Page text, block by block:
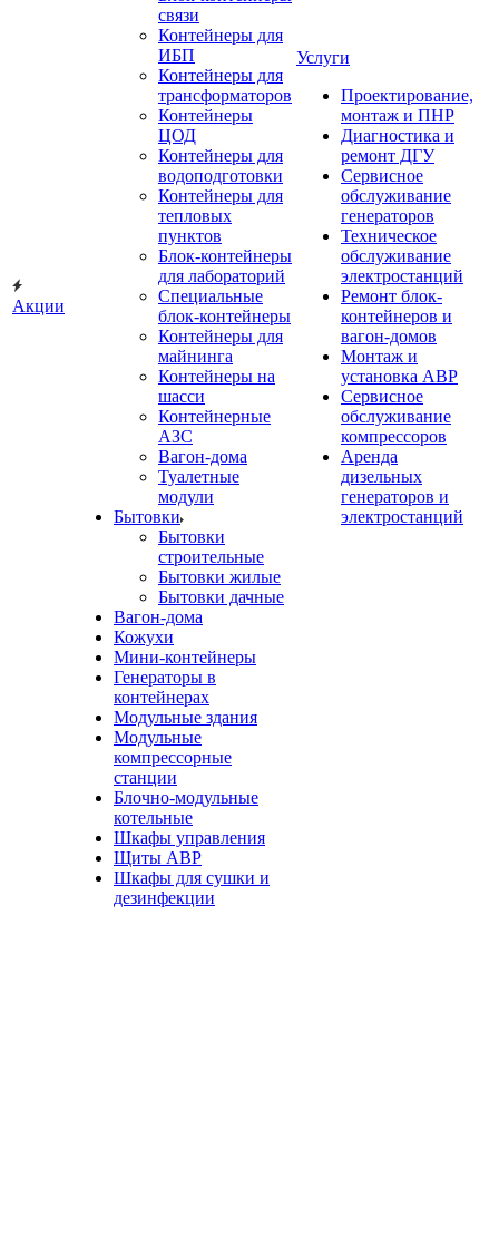
Акции
связи
Контейнеры для
ИБП
Контейнеры для
трансформаторов
Контейнеры
ЦОД
Контейнеры для
водоподготовки
Контейнеры для
тепловых
пунктов
Блок-контейнеры
для лабораторий
Специальные
блок-контейнеры
Контейнеры для
майнинга
Контейнеры на
шасси
Контейнерные
АЗС
Вагон-дома
Туалетные
модули
Бытовки
Бытовки
строительные
Бытовки жилые
Бытовки дачные
Вагон-дома
Кожухи
Мини-контейнеры
Генераторы в
контейнерах
Модульные здания
Модульные
компрессорные
станции
Блочно-модульные
котельные
Шкафы управления
Щиты АВР
Шкафы для сушки и
дезинфекции
Услуги
Проектирование,
монтаж и ПНР
Диагностика и
ремонт ДГУ
Сервисное
обслуживание
генераторов
Техническое
обслуживание
электростанций
Ремонт блок-
контейнеров и
вагон-домов
Монтаж и
установка АВР
Сервисное
обслуживание
компрессоров
Аренда
дизельных
генераторов и
электростанций